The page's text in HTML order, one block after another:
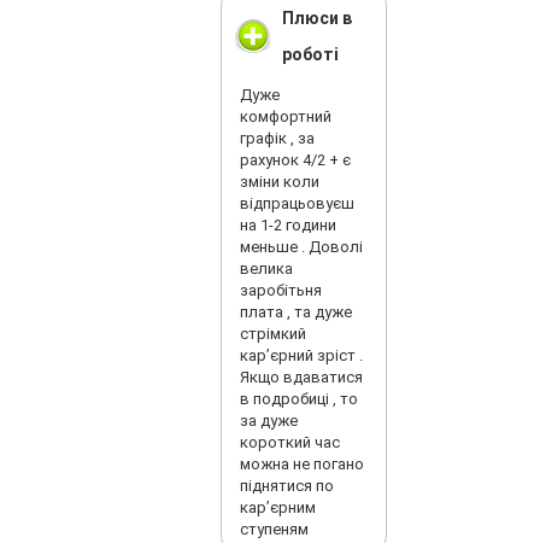
Плюси в
роботі
Дуже
комфортний
графік , за
рахунок 4/2 + є
зміни коли
відпрацьовуєш
на 1-2 години
меньше . Доволі
велика
заробітьня
плата , та дуже
стрімкий
карʼєрний зріст .
Якщо вдаватися
в подробиці , то
за дуже
короткий час
можна не погано
піднятися по
карʼєрним
ступеням